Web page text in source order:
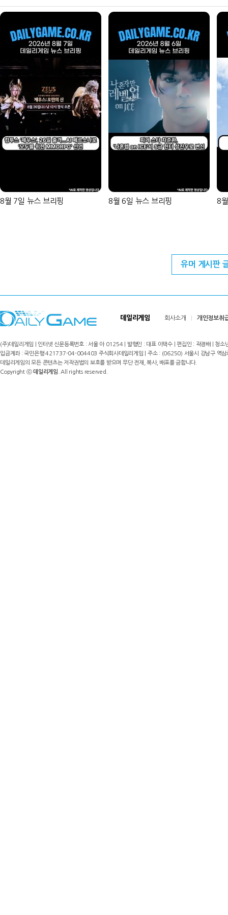
8월 7일 뉴스 브리핑 8월 6일 뉴스 브리핑 8
유머 게시판
데일리게임 회사소개 개인정보취
(주)데일리게임 | 인터넷 신문등록번호 : 서울 아 01254 | 발행인 : 대표 이택수 | 편집인 : 곽경배 |
입금계좌 : 국민은행 421737-04-004403 주식회사데일리게임 | 주소 : (06250) 서울시 강남구
데일리게임의 모든 콘텐츠는 저작권법의 보호를 받으며 무단 전재, 복사, 배포를 금합니다.
Copyright ⓒ데일리게임 . All rights reserved.